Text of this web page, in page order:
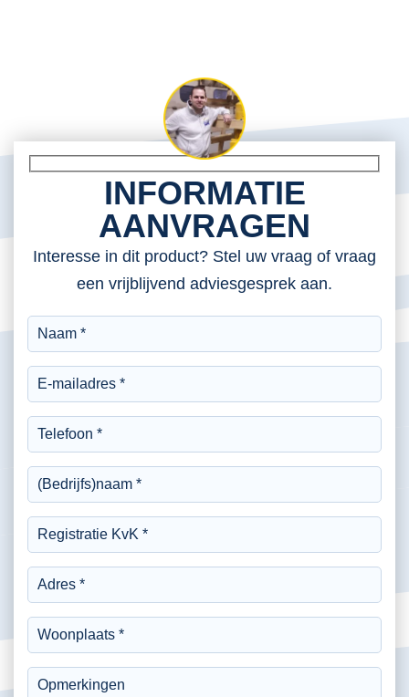
INFORMATIE
AANVRAGEN
Interesse in dit product? Stel uw vraag of vraag
een vrijblijvend adviesgesprek aan.